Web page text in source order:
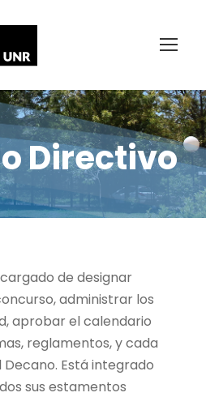
Directivo
de designar
administrar los
aprobar el calendario
reglamentos, y cada
Está integrado
sus estamentos